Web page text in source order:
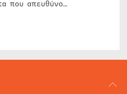
που απευθύνο…